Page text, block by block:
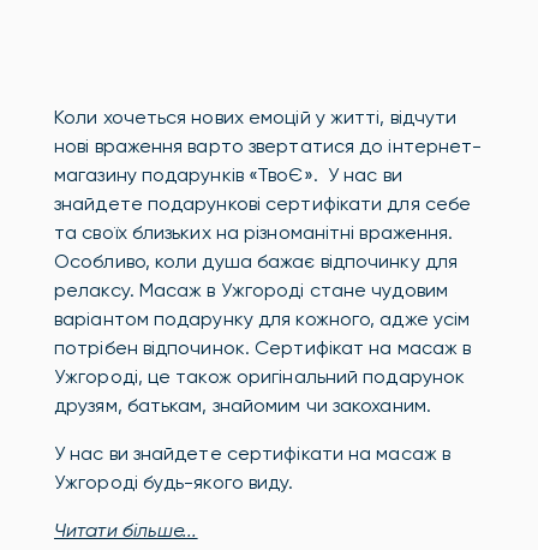
Коли хочеться нових емоцій у житті, відчути
нові враження варто звертатися до інтернет-
магазину подарунків «ТвоЄ». У нас ви
знайдете подарункові сертифікати для себе
та своїх близьких на різноманітні враження.
Особливо, коли душа бажає відпочинку для
релаксу. Масаж в Ужгороді стане чудовим
варіантом подарунку для кожного, адже усім
потрібен відпочинок. Сертифікат на масаж в
Ужгороді, це також оригінальний подарунок
друзям, батькам, знайомим чи закоханим.
У нас ви знайдете сертифікати на масаж в
Ужгороді будь-якого виду.
Читати більше...